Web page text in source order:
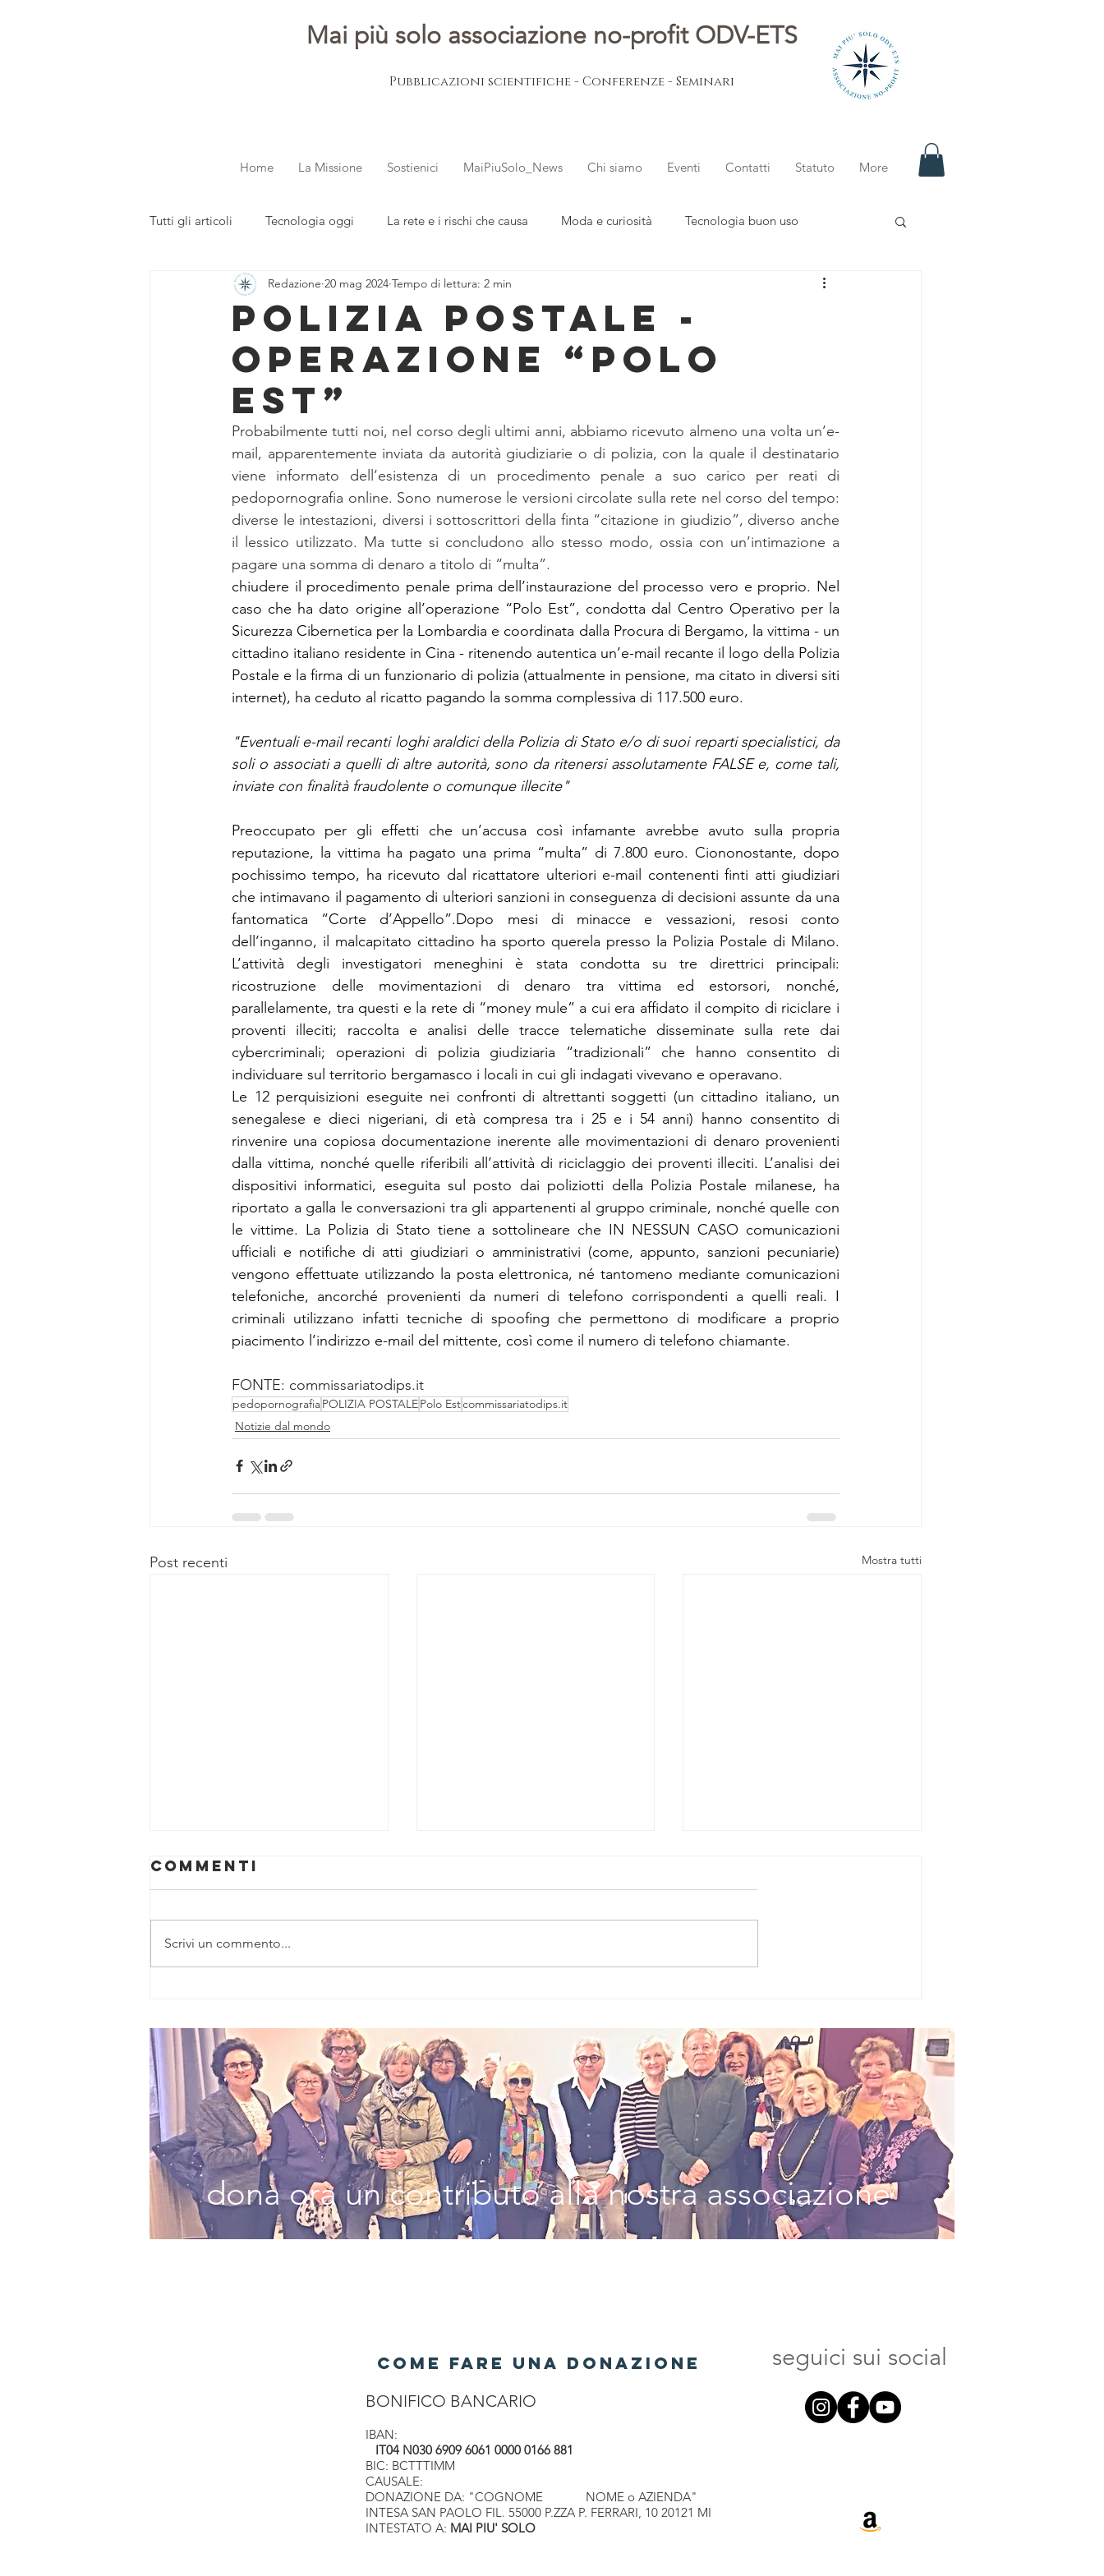
Mai più solo associazione no-profit ODV-ETS
Pubblicazioni scientifiche - Conferenze - Seminari
Home La Missione Sostienici MaiPiuSolo_News Chi siamo Eventi Contatti Statuto More
Tutti gli articoli Tecnologia oggi La rete e i rischi che causa Moda e curiosità Tecnologia buon uso
dalla redazione Parola ai giovani L'esperto risponde
POLIZIA POSTALE -
OPERAZIONE “POLO
EST”
Redazione 20 mag 2024 Tempo di lettura: 2 min
Probabilmente tutti noi, nel corso degli ultimi anni, abbiamo ricevuto almeno una volta un’e-
mail, apparentemente inviata da autorità giudiziarie o di polizia, con la quale il destinatario
viene informato dell’esistenza di un procedimento penale a suo carico per reati di
pedopornografia online. Sono numerose le versioni circolate sulla rete nel corso del tempo:
diverse le intestazioni, diversi i sottoscrittori della finta “citazione in giudizio”, diverso anche
il lessico utilizzato. Ma tutte si concludono allo stesso modo, ossia con un’intimazione a
pagare una somma di denaro a titolo di “multa”.
chiudere il procedimento penale prima dell’instaurazione del processo vero e proprio. Nel
caso che ha dato origine all’operazione “Polo Est”, condotta dal Centro Operativo per la
Sicurezza Cibernetica per la Lombardia e coordinata dalla Procura di Bergamo, la vittima - un
cittadino italiano residente in Cina - ritenendo autentica un’e-mail recante il logo della Polizia
Postale e la firma di un funzionario di polizia (attualmente in pensione, ma citato in diversi siti
internet), ha ceduto al ricatto pagando la somma complessiva di 117.500 euro.
"Eventuali e-mail recanti loghi araldici della Polizia di Stato e/o di suoi reparti specialistici, da
soli o associati a quelli di altre autorità, sono da ritenersi assolutamente FALSE e, come tali,
inviate con finalità fraudolente o comunque illecite"
Preoccupato per gli effetti che un’accusa così infamante avrebbe avuto sulla propria
reputazione, la vittima ha pagato una prima “multa” di 7.800 euro. Ciononostante, dopo
pochissimo tempo, ha ricevuto dal ricattatore ulteriori e-mail contenenti finti atti giudiziari
che intimavano il pagamento di ulteriori sanzioni in conseguenza di decisioni assunte da una
fantomatica “Corte d’Appello”.Dopo mesi di minacce e vessazioni, resosi conto
dell’inganno, il malcapitato cittadino ha sporto querela presso la Polizia Postale di Milano.
L’attività degli investigatori meneghini è stata condotta su tre direttrici principali:
ricostruzione delle movimentazioni di denaro tra vittima ed estorsori, nonché,
parallelamente, tra questi e la rete di “money mule” a cui era affidato il compito di riciclare i
proventi illeciti; raccolta e analisi delle tracce telematiche disseminate sulla rete dai
cybercriminali; operazioni di polizia giudiziaria “tradizionali” che hanno consentito di
individuare sul territorio bergamasco i locali in cui gli indagati vivevano e operavano.
Le 12 perquisizioni eseguite nei confronti di altrettanti soggetti (un cittadino italiano, un
senegalese e dieci nigeriani, di età compresa tra i 25 e i 54 anni) hanno consentito di
rinvenire una copiosa documentazione inerente alle movimentazioni di denaro provenienti
dalla vittima, nonché quelle riferibili all’attività di riciclaggio dei proventi illeciti. L’analisi dei
dispositivi informatici, eseguita sul posto dai poliziotti della Polizia Postale milanese, ha
riportato a galla le conversazioni tra gli appartenenti al gruppo criminale, nonché quelle con
le vittime. La Polizia di Stato tiene a sottolineare che IN NESSUN CASO comunicazioni
ufficiali e notifiche di atti giudiziari o amministrativi (come, appunto, sanzioni pecuniarie)
vengono effettuate utilizzando la posta elettronica, né tantomeno mediante comunicazioni
telefoniche, ancorché provenienti da numeri di telefono corrispondenti a quelli reali. I
criminali utilizzano infatti tecniche di spoofing che permettono di modificare a proprio
piacimento l’indirizzo e-mail del mittente, così come il numero di telefono chiamante.
FONTE: commissariatodips.it
pedopornografiaPOLIZIA POSTALEPolo Estcommissariatodips.it
Notizie dal mondo
Post recenti Mostra tutti
sono una
Barbie
nell’azione
del Fumetto di
Milano
Commenti
Scrivi un commento...
dona ora un contributo alla nostra associazione
COME FARE UNA DONAZIONE
BONIFICO BANCARIO
IBAN:
IT04 N030 6909 6061 0000 0166 881
BIC: BCTTTIMM
CAUSALE:
DONAZIONE DA: "COGNOME NOME o AZIENDA"
INTESA SAN PAOLO FIL. 55000 P.ZZA P. FERRARI, 10 20121 MI
INTESTATO A: MAI PIU' SOLO
seguici sui social